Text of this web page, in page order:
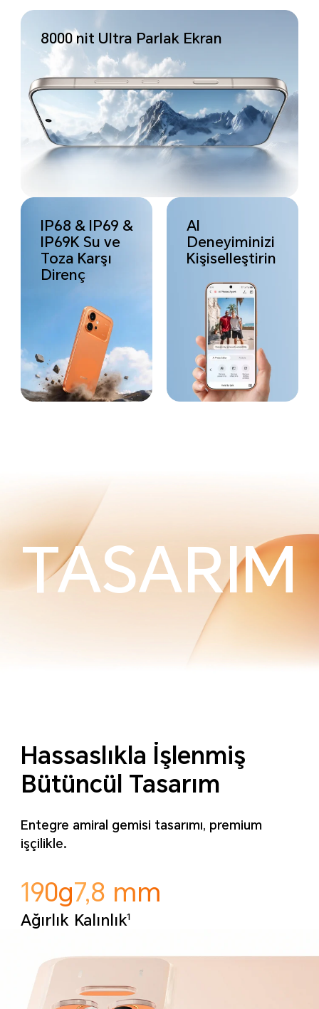
8000 nit Ultra Parlak Ekran
IP68 & IP69 &
IP69K Su ve
Toza Karşı
Direnç
AI
Deneyiminizi
Kişiselleştirin
TASARIM
Hassaslıkla İşlenmiş
Bütüncül Tasarım
Entegre amiral gemisi tasarımı, premium
işçilikle.
190g
Ağırlık
7,8 mm
Kalınlık1